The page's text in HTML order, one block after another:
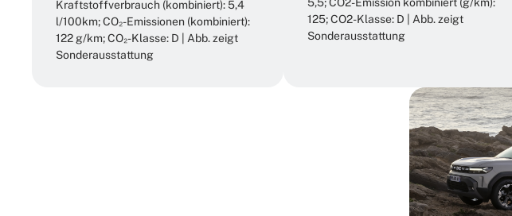
Kraftstoffverbrauch (kombiniert): 5,4
l/100km; CO₂-Emissionen (kombiniert):
122 g/km; CO₂-Klasse: D | Abb. zeigt
Sonderausstattung
125; CO2-Klasse: D | Abb. zeigt
Sonderausstattung